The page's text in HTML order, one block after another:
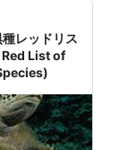
レッドリス
Red List of